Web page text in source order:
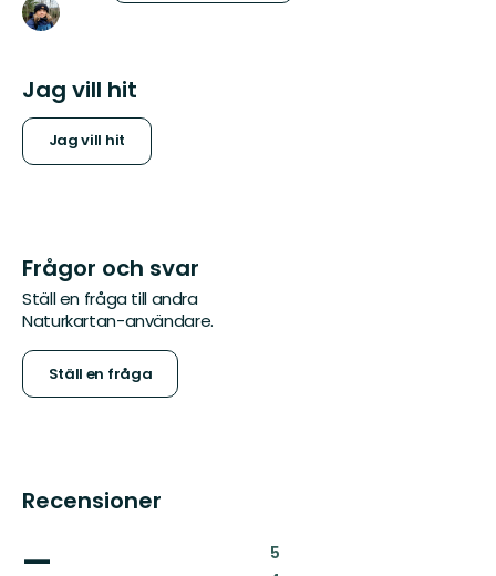
Jag vill hit
Jag vill hit
Frågor och svar
Ställ en fråga till andra
Naturkartan-användare.
Ställ en fråga
Recensioner
— 5: